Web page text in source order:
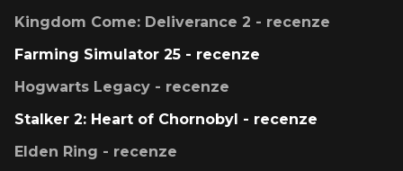
Kingdom Come: Deliverance 2 - recenze
Farming Simulator 25 - recenze
Hogwarts Legacy - recenze
Stalker 2: Heart of Chornobyl - recenze
Elden Ring - recenze